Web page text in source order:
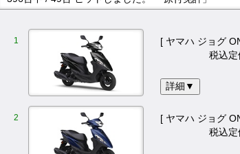
1
[ ヤマハ ジョグ
税込
詳細▼
2
[ ヤマハ ジョグ
税込